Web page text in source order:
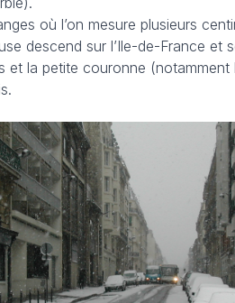
où l’on mesure plusieurs
descend sur l’Ile-de-France et
et la petite couronne (notamment